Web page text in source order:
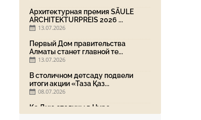
Архитектурная премия SÄULE
ARCHITEKTURPREIS 2026 ...
13.07.2026
Первый Дом правительства
Алматы станет главной те...
13.07.2026
В столичном детсаду подвели
итоги акции «Таза Қаз...
08.07.2026
Ко Дню столицы в Нуре
благоустроили шесть обществ...